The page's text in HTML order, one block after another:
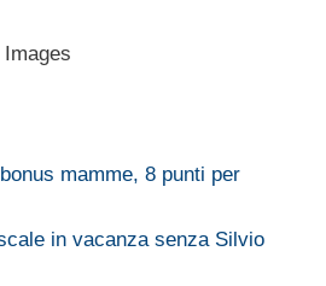
mamme, 8 punti per
in vacanza senza Silvio